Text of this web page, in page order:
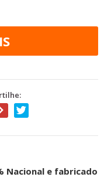
Nacional e fabricado